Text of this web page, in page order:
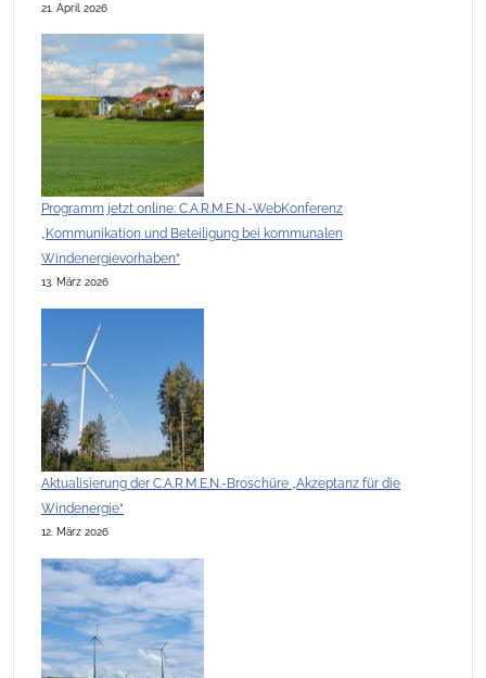
21. April 2026
Programm jetzt online: C.A.R.M.E.N.-WebKonferenz
„Kommunikation und Beteiligung bei kommunalen
Windenergievorhaben“
13. März 2026
Aktualisierung der C.A.R.M.E.N.-Broschüre „Akzeptanz für die
Windenergie“
12. März 2026